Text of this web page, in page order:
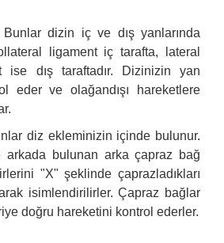
Bunlar dizin iç ve dış yanlarında
ligament iç tarafta, lateral
ise dış taraftadır. Dizinizin yan
eder ve olağandışı hareketlere
diz ekleminizin içinde bulunur.
bulunan arka çapraz bağ
"X" şeklinde çaprazladıkları
isimlendirilirler. Çapraz bağlar
doğru hareketini kontrol ederler.